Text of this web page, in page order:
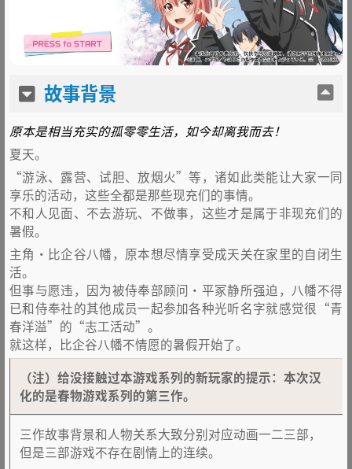
故事背景
原本是相当充实的孤零零生活，如今却离我而去！
夏天。
“游泳、露营、试胆、放烟火”等，诸如此类能让大家一同
享乐的活动，这些全都是那些现充们的事情。
不和人见面、不去游玩、不做事，这些才是属于非现充们的
暑假。
主角・比企谷八幡，原本想尽情享受成天关在家里的自闭生
活。
但事与愿违，因为被侍奉部顾问・平冢静所强迫，八幡不得
已和侍奉社的其他成员一起参加各种光听名字就感觉很“青
春洋溢”的“志工活动”。
就这样，比企谷八幡不情愿的暑假开始了。
（注）给没接触过本游戏系列的新玩家的提示：本次汉
化的是春物游戏系列的第三作。
三作故事背景和人物关系大致分别对应动画一二三部，
但是三部游戏不存在剧情上的连续。